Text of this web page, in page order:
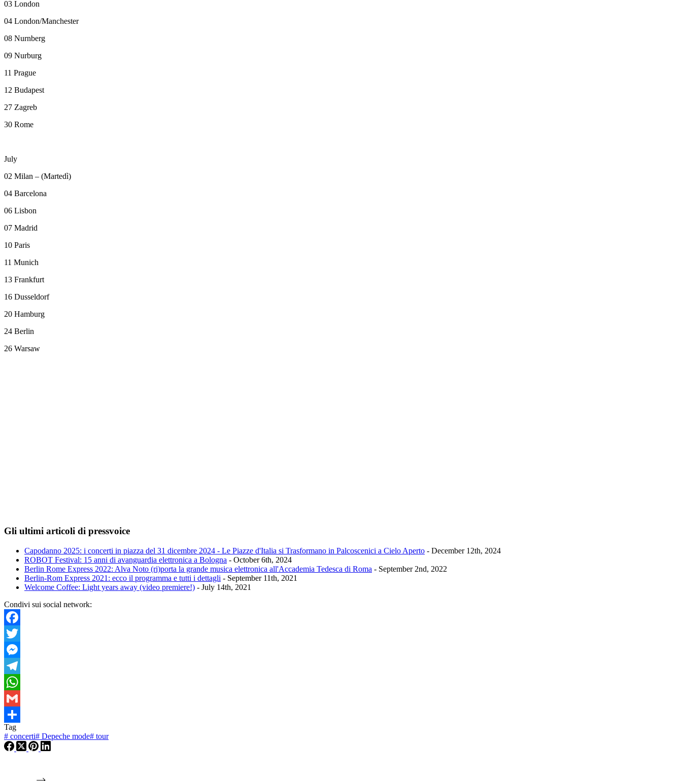
03 London
04 London/Manchester
08 Nurnberg
09 Nurburg
11 Prague
12 Budapest
27 Zagreb
30 Rome
July
02 Milan – (Martedì)
04 Barcelona
06 Lisbon
07 Madrid
10 Paris
11 Munich
13 Frankfurt
16 Dusseldorf
20 Hamburg
24 Berlin
26 Warsaw
Gli ultimi articoli di pressvoice
Capodanno 2025: i concerti in piazza del 31 dicembre 2024 - Le Piazze d'Italia si Trasformano in Palcoscenici a Cielo Aperto - December 12th, 2024
ROBOT Festival: 15 anni di avanguardia elettronica a Bologna - October 6th, 2024
Berlin Rome Express 2022: Alva Noto (ri)porta la grande musica elettronica all'Accademia Tedesca di Roma - September 2nd, 2022
Berlin-Rom Express 2021: ecco il programma e tutti i dettagli - September 11th, 2021
Welcome Coffee: Light years away (video premiere!) - July 14th, 2021
Condivi sui social network:
Facebook
Twitter
Messenger
Telegram
WhatsApp
Gmail
Condividi
Tag
# concerti# Depeche mode# tour